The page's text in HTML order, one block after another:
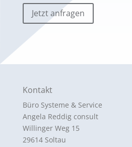
Jetzt anfragen
Kontakt
Büro Systeme & Service
Angela Reddig consult
Willinger Weg 15
29614 Soltau